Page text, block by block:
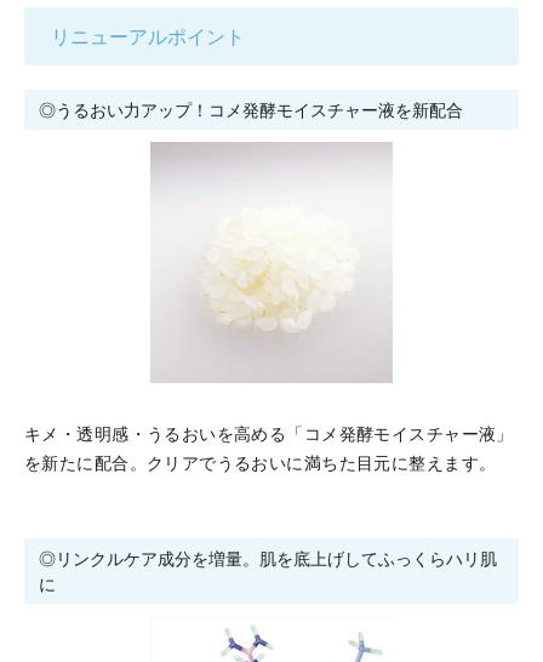
リニューアルポイント
◎うるおい力アップ！コメ発酵モイスチャー液を新配合
キメ・透明感・うるおいを高める「コメ発酵モイスチャー液」
を新たに配合。クリアでうるおいに満ちた目元に整えます。
◎リンクルケア成分を増量。肌を底上げしてふっくらハリ肌
に